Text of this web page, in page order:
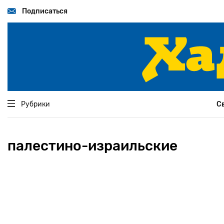
основномуПодписаться
Рубрики
палестино-израильские